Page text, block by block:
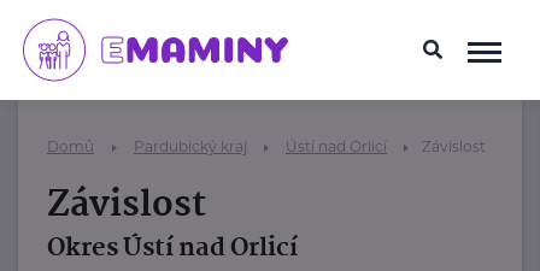
Domů Pardubický kraj Ústí nad Orlicí Závislost
Závislost
Okres Ústí nad Orlicí